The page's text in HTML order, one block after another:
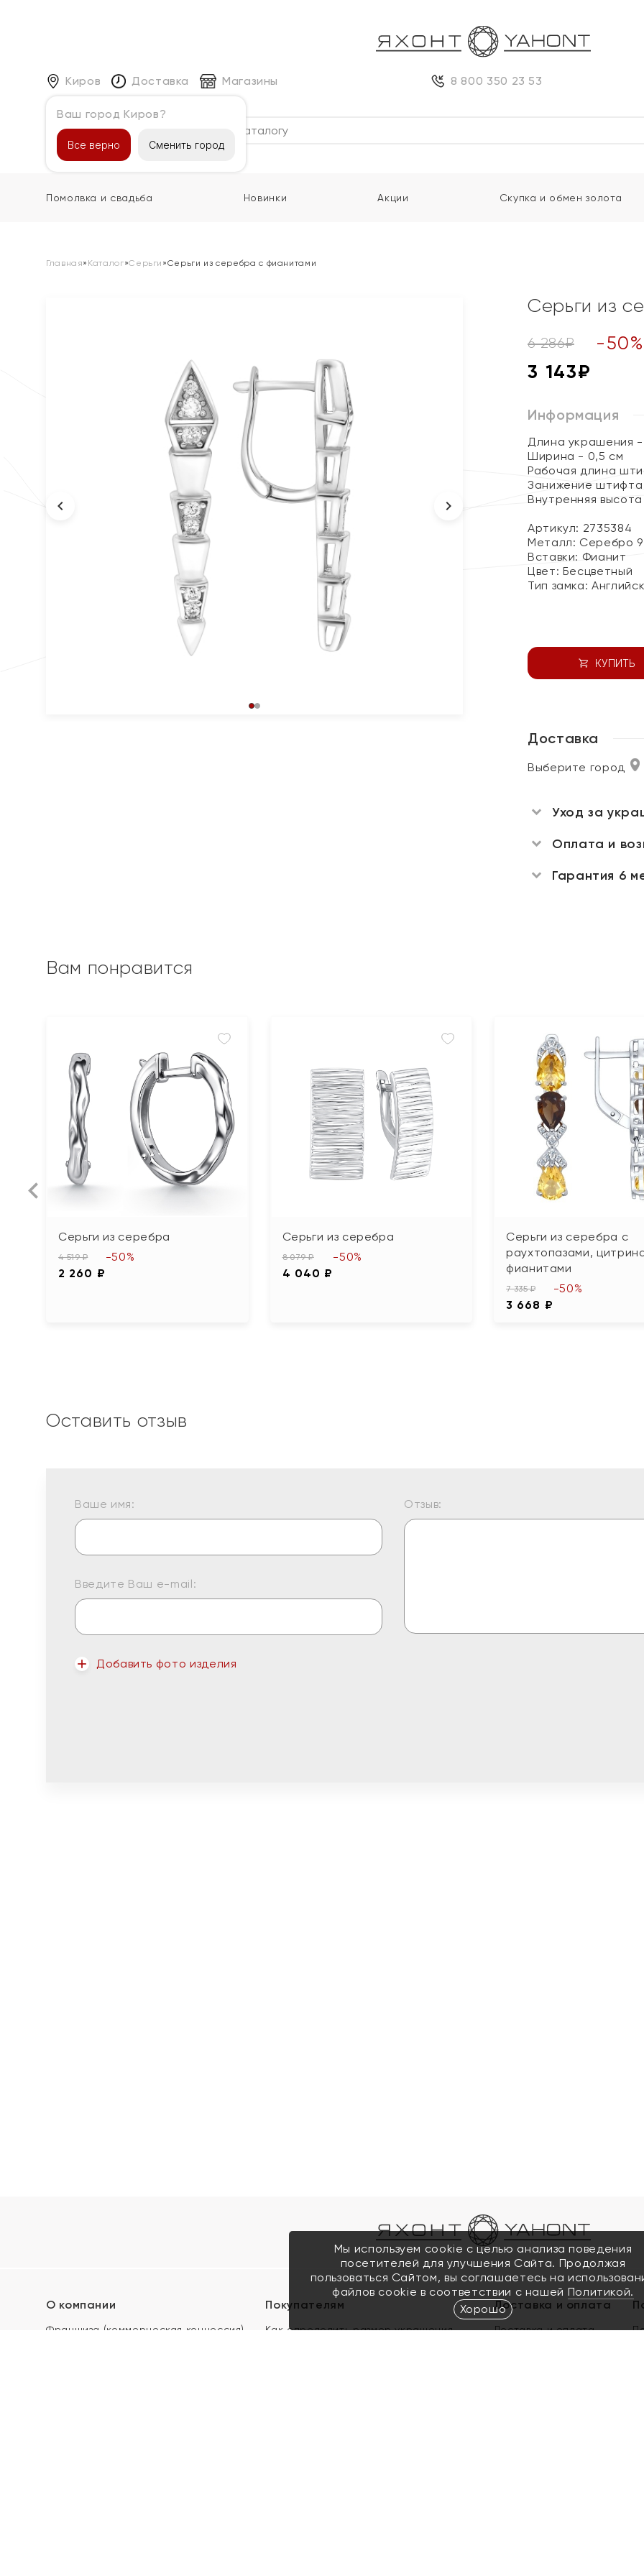
Киров
Ваш город Киров?
Все верно Сменить город
Доставка Магазины 8 800 350 23 53
Каталог
Помолвка и свадьба Новинки Акции Скупка и обмен золота
Главная» Каталог»Серьги »Серьги из серебра с фианитами
Серьги из
6 286₽ -50%
3 143₽
Информация
Длина украшения
Ширина - 0,5 см
Рабочая длина
Занижение штифта
Внутренняя
Артикул: 2735384
Металл: Серебро
Вставки: Фианит
Цвет: Бесцветный
Тип замка:
КУПИТЬ
Доставка
Выберите город
Уход за
Оплата и
Гарантия 6
Вам понравится
Серьги из серебра
4 519 ₽
2 260 ₽
-50%
Серьги из серебра
8 079 ₽
4 040 ₽
-50%
Серьги из серебра с
раухтопазами,
фианитами
7 335 ₽
3 668 ₽
-50%
Оставить отзыв
Ваше имя:
Введите Ваш e-mail:
Добавить фото изделия
Отзыв:
О компании
Франшиза (коммерческая концессия)
Покупателям
Как определить размер украшения
Доставка и оплата
Доставка и оплата
Мы используем cookie с целью анализа поведения
посетителей для улучшения Сайта. Продолжая
пользоваться Сайтом, вы соглашаетесь на
файлов cookie в соответствии с нашей Политикой.
Хорошо